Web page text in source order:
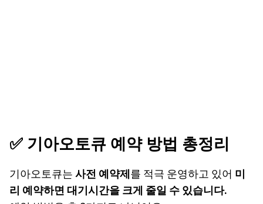
✅ 기아오토큐 예약 방법 총정리
기아오토큐는 사전 예약제를 적극 운영하고 있어 미
리 예약하면 대기시간을 크게 줄일 수 있습니다.